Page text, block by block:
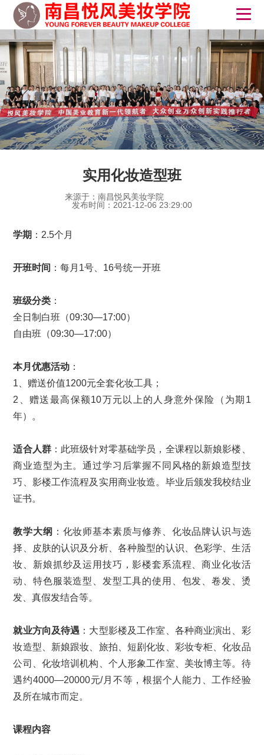
实用化妆造型班
来源于：南昌悦风美妆学院
发布时间：2021-12-06 23:29:00
学期 ：2.5个月
开班时间 ：每月1号、16号统一开班
班级分类 ：
全日制白班（09:30—17:00）
自由班（09:30—17:00）
本月优惠活动 ：
1、赠送价值1200元全套化妆工具；
2、赠送最高保额10万元以上的人身意外保险（为期1
年）。
适合人群：此班级针对零基础学员，全课程以新娘影楼、
商业造型为主。通过学习后掌握不同风格的新娘造型技
巧、影楼工作流程及实用商业妆造。毕业后颁发我校结业
证书。
教学大纲 ：化妆师基本素质与修养、化妆品牌认识与选
择、皮肤的认识及分析、各种脸型的认识、色彩学、生活
妆、新娘抓纱及运用技巧，影楼套系流程、商业化妆活
动、特色服装造型、发型工具的使用、包发、卷发、烫
发、真假发结合等。
就业方向及待遇 ：大型影楼及工作室、各种商业演出、彩
妆造型、新娘跟妆、旅拍、短剧化妆、彩妆专柜、化妆品
公司、化妆培训机构、个人形象工作室、美妆博主等。待
遇约4000—20000元/月不等，根据个人能力、工作经验
及所在城市而定。
课程内容